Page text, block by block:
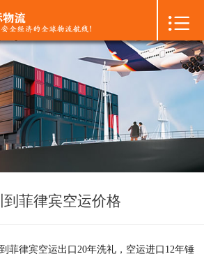
+
+
+

到菲律宾空运价格
菲律宾空运出口20年洗礼，空运进口12年锤